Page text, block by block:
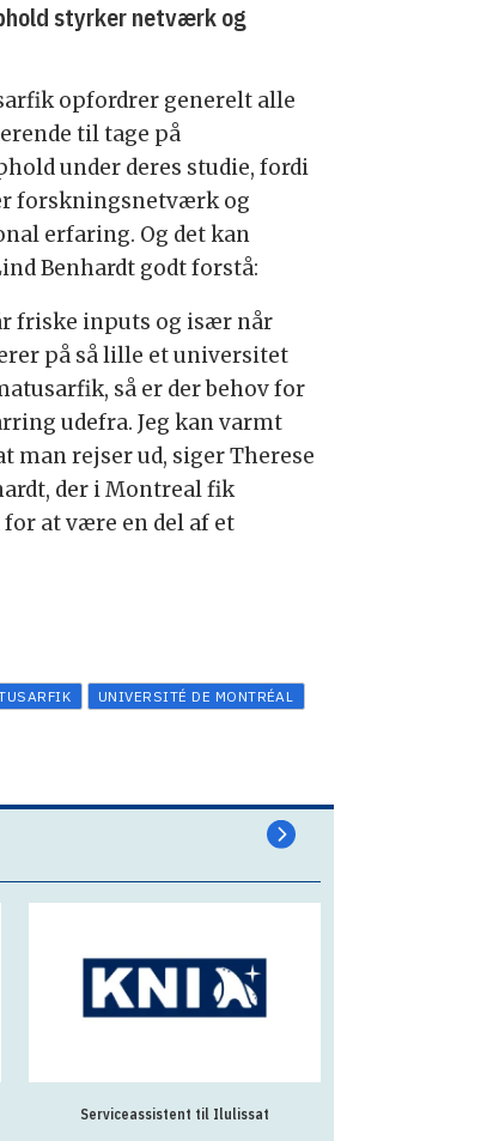
styrker netværk og
opfordrer generelt alle
til tage på
under deres studie, fordi
forskningsnetværk og
erfaring. Og det kan
Benhardt godt forstå:
friske inputs og især når
på så lille et universitet
så er der behov for
udefra. Jeg kan varmt
man rejser ud, siger Therese
der i Montreal fik
at være en del af et
UNIVERSITÉ DE MONTRÉAL
Serviceassistent til Ilulissat